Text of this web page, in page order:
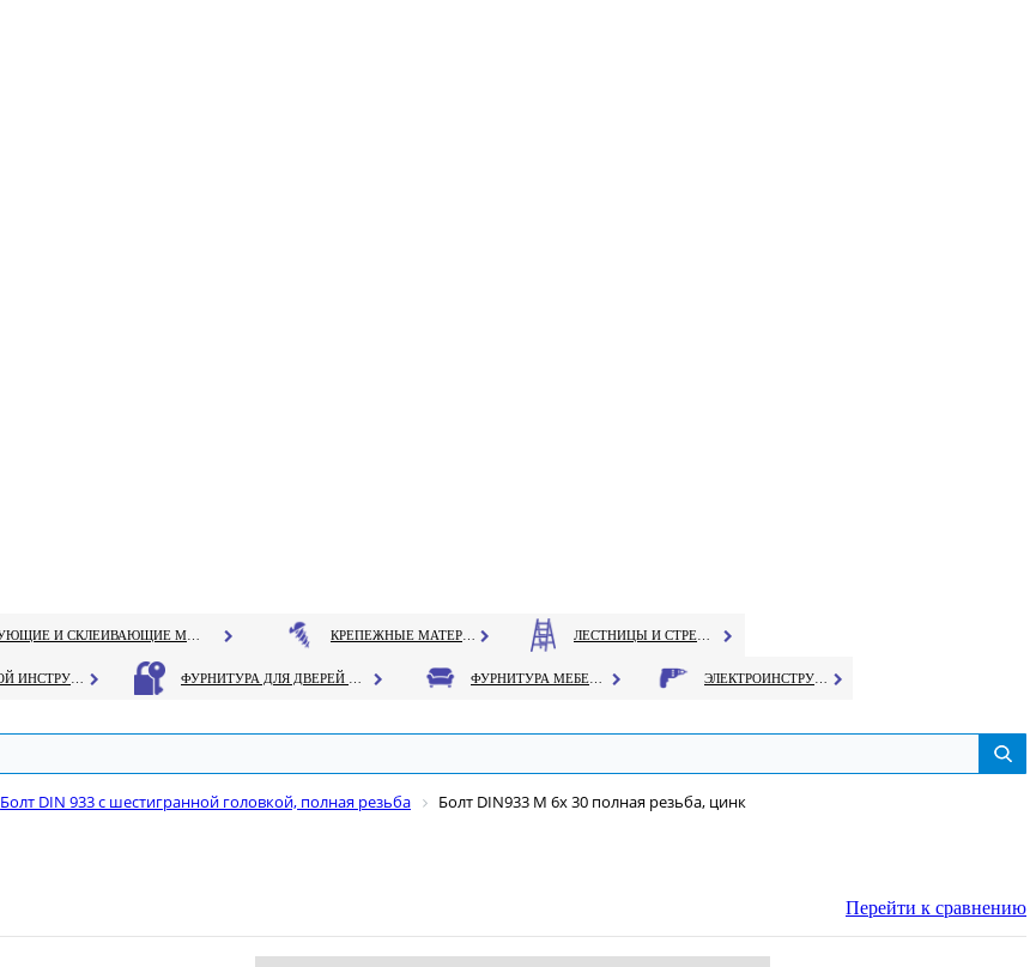
Болт DIN 933 с шестигранной головкой, полная резьба Болт DIN933 М 6х 30 полная резьба, цинк
Перейти к сравнению